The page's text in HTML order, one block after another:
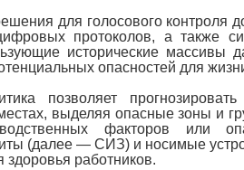
для голосового контроля
протоколов, а также
исторические массивы
опасностей для
позволяет
выделяя опасные зоны и
факторов или
(далее — СИЗ) и носимые
здоровья работников.